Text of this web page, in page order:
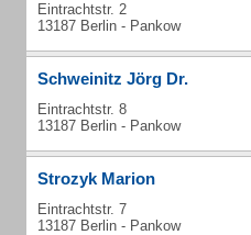
Eintrachtstr. 2
13187 Berlin - Pankow
Schweinitz Jörg Dr.
Eintrachtstr. 8
13187 Berlin - Pankow
Strozyk Marion
Eintrachtstr. 7
13187 Berlin - Pankow